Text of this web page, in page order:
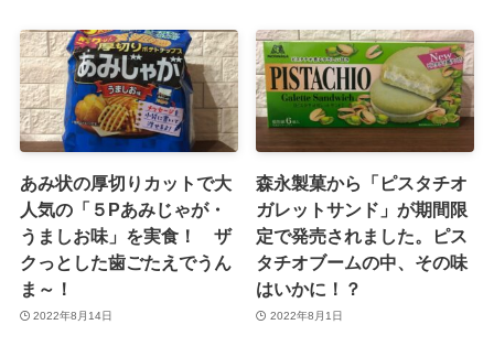
あみ状の厚切りカットで大
人気の「５Pあみじゃが・
うましお味」を実食！ ザ
クっとした歯ごたえでうん
ま～！
2022年8月14日
森永製菓から「ピスタチオ
ガレットサンド」が期間限
定で発売されました。ピス
タチオブームの中、その味
はいかに！？
2022年8月1日